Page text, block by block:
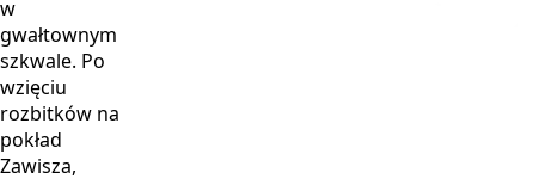
w
gwałtownym
szkwale. Po
wzięciu
rozbitków na
pokład
Zawisza,